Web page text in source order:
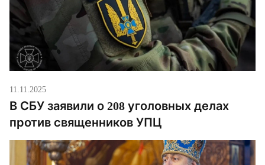
11.11.2025
В СБУ заявили о 208 уголовных делах
против священников УПЦ